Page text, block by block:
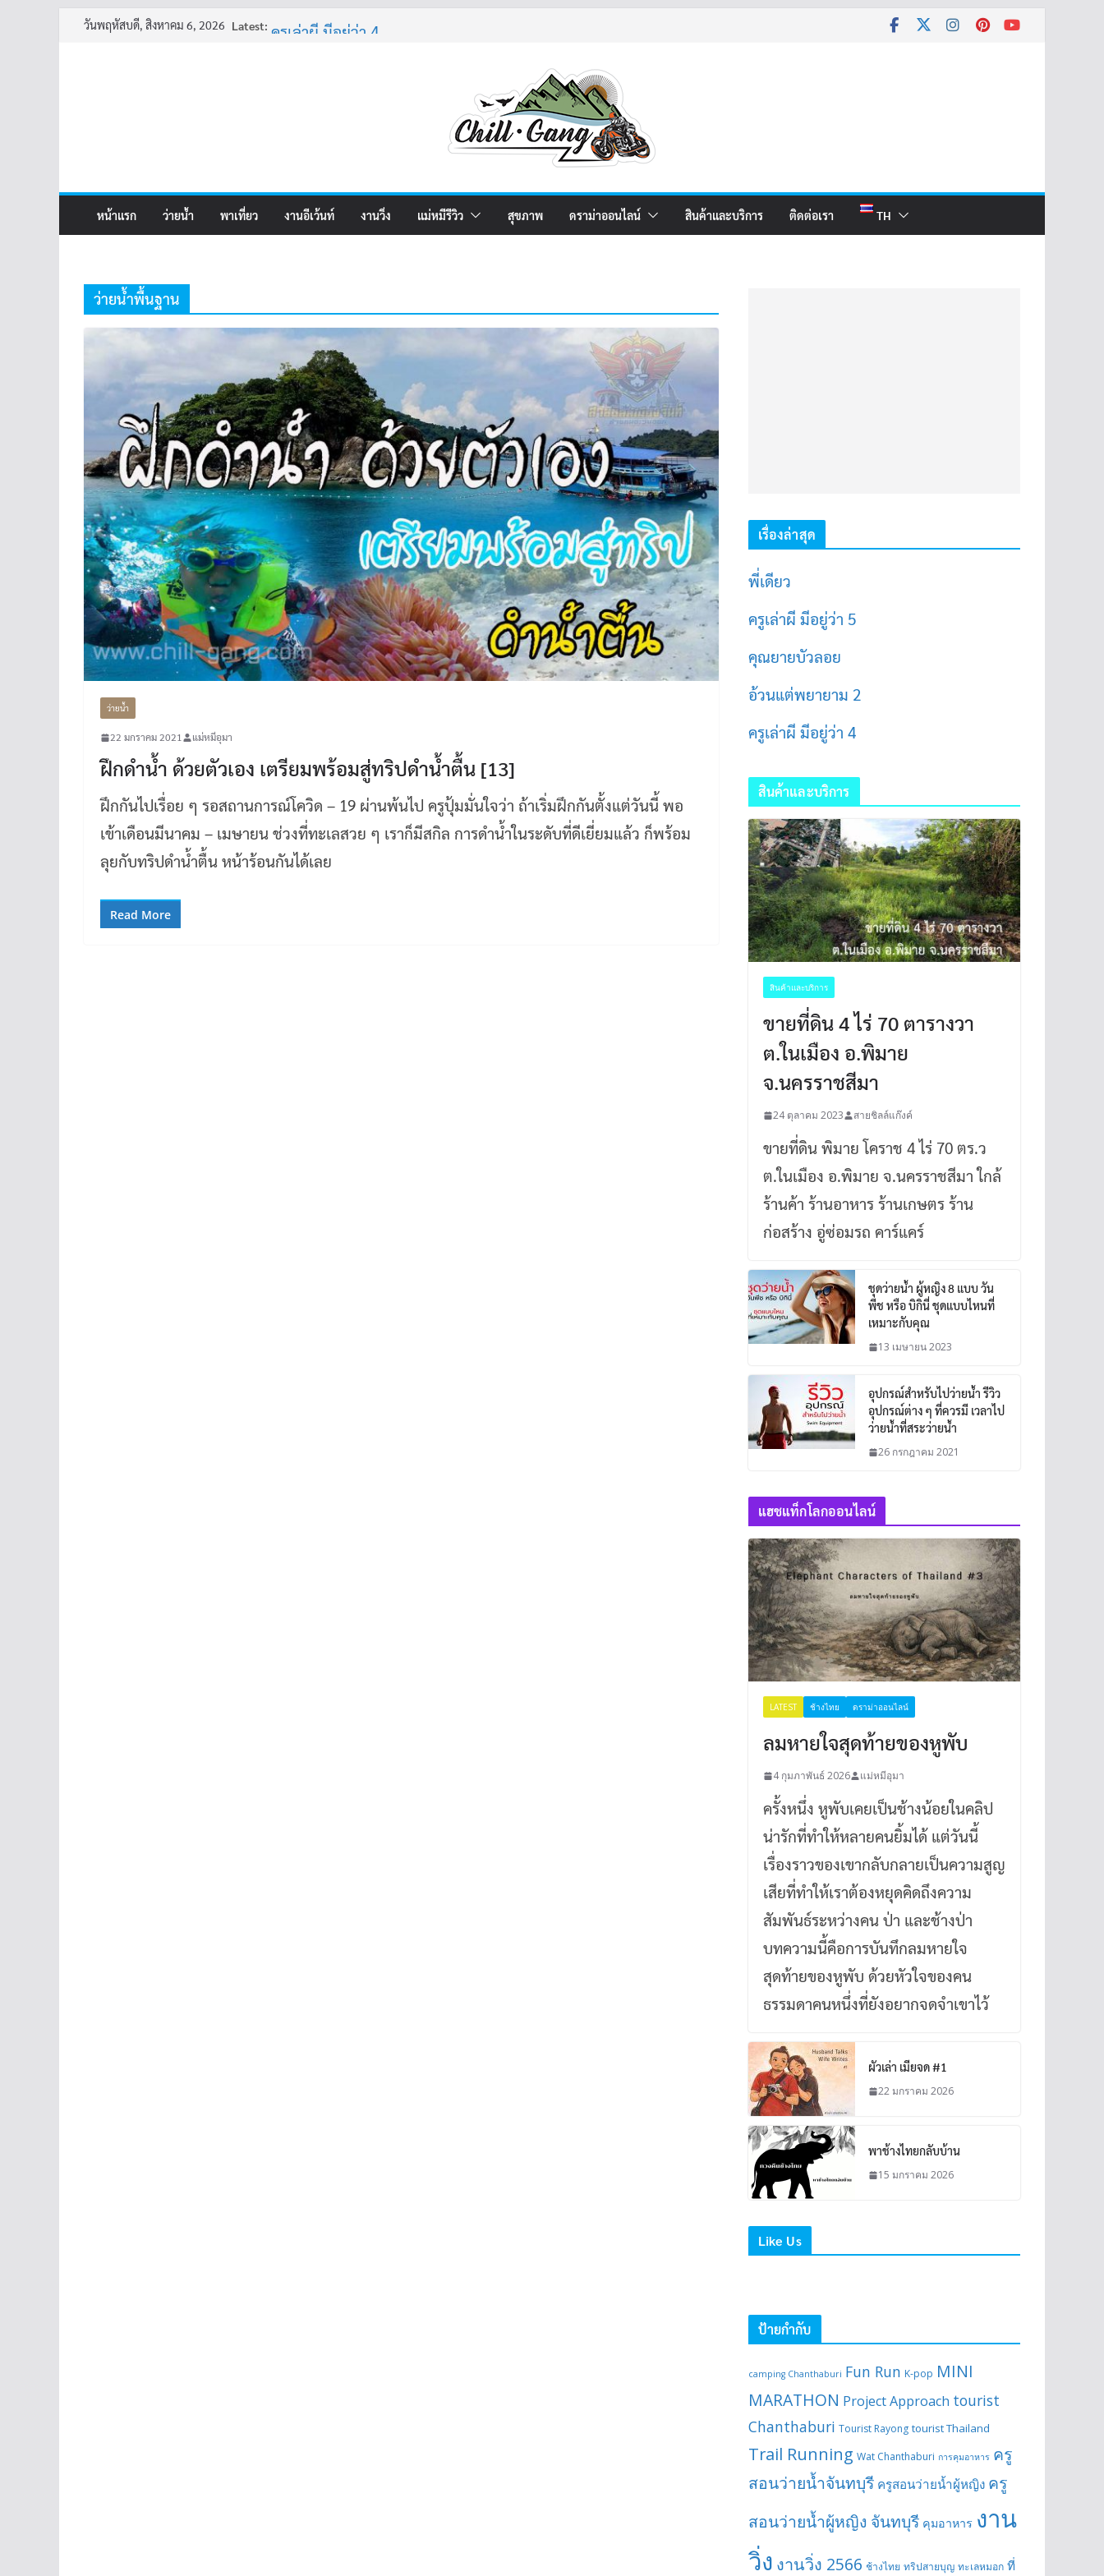
Skipวันพฤหัสบดี, สิงหาคม 6, 2026 Latest: ครูเล่าผี มีอยู่ว่า 4
หน้าแรก ว่ายน้ำ พาเที่ยว งานอีเว้นท์ งานวิ่ง แม่หมีรีวิว สุขภาพ ดราม่าออนไลน์ สินค้าและบริการ ติดต่อเรา TH
ว่ายน้ำพื้นฐาน
ว่ายน้ำ
22 มกราคม 2021 แม่หมีอุมา
ฝึกดำน้ำ ด้วยตัวเอง เตรียมพร้อมสู่ทริปดำน้ำตื้น [13]
ฝึกกันไปเรื่อย ๆ รอสถานการณ์โควิด – 19 ผ่านพ้นไป ครูปุ้มมั่นใจว่า ถ้าเริ่มฝึกกันตั้งแต่วันนี้ พอ
เข้าเดือนมีนาคม – เมษายน ช่วงที่ทะเลสวย ๆ เราก็มีสกิล การดำน้ำในระดับที่ดีเยี่ยมแล้ว ก็พร้อม
ลุยกับทริปดำน้ำตื้น หน้าร้อนกันได้เลย
Read More
เรื่องล่าสุด
พี่เดียว
ครูเล่าผี มีอยู่ว่า 5
คุณยายบัวลอย
อ้วนแต่พยายาม 2
ครูเล่าผี มีอยู่ว่า 4
สินค้าและบริการ
สินค้าและบริการ
ขายที่ดิน 4 ไร่ 70 ตารางวา
ต.ในเมือง อ.พิมาย
จ.นครราชสีมา
24 ตุลาคม 2023 สายชิลล์แก๊งค์
ขายที่ดิน พิมาย โคราช 4 ไร่ 70 ตร.ว
ต.ในเมือง อ.พิมาย จ.นครราชสีมา ใกล้
ร้านค้า ร้านอาหาร ร้านเกษตร ร้าน
ก่อสร้าง อู่ซ่อมรถ คาร์แคร์
ชุดว่ายน้ำ ผู้หญิง 8 แบบ วัน
พีช หรือ บิกินี่ ชุดแบบไหนที่
เหมาะกับคุณ
13 เมษายน 2023
อุปกรณ์สำหรับไปว่ายน้ำ รีวิว
อุปกรณ์ต่าง ๆ ที่ควรมี เวลาไป
ว่ายน้ำที่สระว่ายน้ำ
26 กรกฎาคม 2021
แฮชแท็กโลกออนไลน์
LATEST ช้างไทย ดราม่าออนไลน์
ลมหายใจสุดท้ายของหูพับ
4 กุมภาพันธ์ 2026 แม่หมีอุมา
ครั้งหนึ่ง หูพับเคยเป็นช้างน้อยในคลิป
น่ารักที่ทำให้หลายคนยิ้มได้ แต่วันนี้
เรื่องราวของเขากลับกลายเป็นความสูญ
เสียที่ทำให้เราต้องหยุดคิดถึงความ
สัมพันธ์ระหว่างคน ป่า และช้างป่า
บทความนี้คือการบันทึกลมหายใจ
สุดท้ายของหูพับ ด้วยหัวใจของคน
ธรรมดาคนหนึ่งที่ยังอยากจดจำเขาไว้
ผัวเล่า เมียจด #1
22 มกราคม 2026
พาช้างไทยกลับบ้าน
15 มกราคม 2026
Like Us
ป้ายกำกับ
camping Chanthaburi Fun Run K-pop MINI
MARATHON Project Approach tourist
Chanthaburi Tourist Rayong tourist Thailand
Trail Running Wat Chanthaburi การคุมอาหาร ครู
สอนว่ายน้ำจันทบุรี ครูสอนว่ายน้ำผู้หญิง ครู
สอนว่ายน้ำผู้หญิง จันทบุรี คุมอาหาร งาน
วิ่ง งานวิ่ง 2566 ช้างไทย ทริปสายบุญ ทะเลหมอก ที่